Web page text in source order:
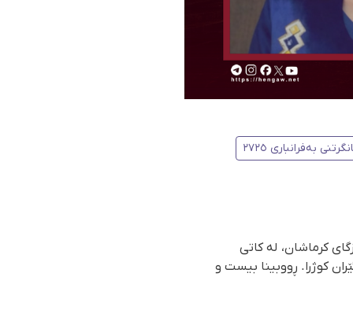
بەفرانباری ٢٧٢٥
کرماشان، لە کاتی
کوژرا. ڕووبینا بیست و